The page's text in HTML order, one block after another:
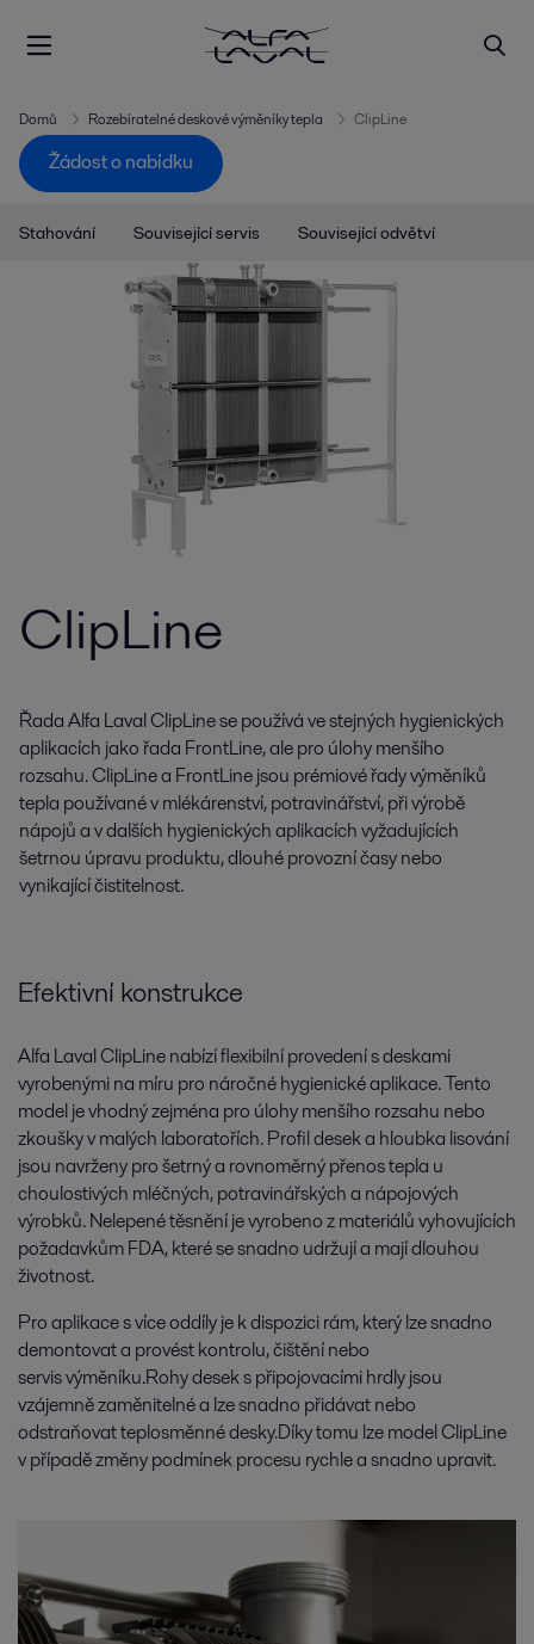
Domů Rozebíratelné deskové výměníky tepla ClipLine
Žádost o nabídku
Stahování Související servis Související odvětví
ClipLine
Řada Alfa Laval ClipLine se používá ve stejných hygienických
aplikacích jako řada FrontLine, ale pro úlohy menšího
rozsahu. ClipLine a FrontLine jsou prémiové řady výměníků
tepla používané v mlékárenství, potravinářství, při výrobě
nápojů a v dalších hygienických aplikacích vyžadujících
šetrnou úpravu produktu, dlouhé provozní časy nebo
vynikající čistitelnost.
Efektivní konstrukce
Alfa Laval ClipLine nabízí flexibilní provedení s deskami
vyrobenými na míru pro náročné hygienické aplikace. Tento
model je vhodný zejména pro úlohy menšího rozsahu nebo
zkoušky v malých laboratořích. Profil desek a hloubka lisování
jsou navrženy pro šetrný a rovnoměrný přenos tepla u
choulostivých mléčných, potravinářských a nápojových
výrobků. Nelepené těsnění je vyrobeno z materiálů vyhovujících
požadavkům FDA, které se snadno udržují a mají dlouhou
životnost.
Pro aplikace s více oddíly je k dispozici rám, který lze snadno
demontovat a provést kontrolu, čištění nebo
servisvýměníku.Rohy desek s připojovacími hrdly jsou
vzájemně zaměnitelné a lze snadno přidávat nebo
odstraňovat teplosměnné desky.Díky tomu lze model ClipLine
v případě změny podmínek procesu rychle a snadno upravit.